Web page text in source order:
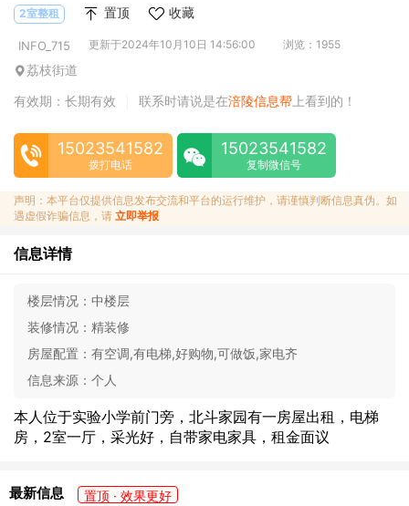
2室整租 置顶 收藏
INFO_715 更新于2024年10月10日 14:56:00 浏览：1955
荔枝街道
有效期：长期有效
联系时请说是在涪陵信息帮 上看到的！
15023541582
拨打电话
15023541582
复制微信号
声明：本平台仅提供信息发布交流和平台的运行维护，请谨慎判断信息真伪。如
遇虚假诈骗信息，请 立即举报
信息详情
楼层情况： 中楼层
装修情况： 精装修
房屋配置： 有空调,有电梯,好购物,可做饭,家电齐
信息来源： 个人
本人位于实验小学前门旁，北斗家园有一房屋出租，电梯
房，2室一厅，采光好，自带家电家具，租金面议
最新信息 置顶 · 效果更好